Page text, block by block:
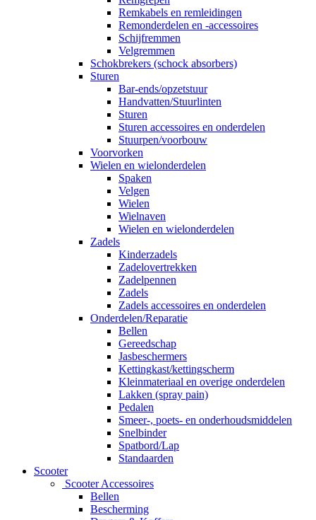
Remkabels en remleidingen
Remonderdelen en -accessoires
Schijfremmen
Velgremmen
Schokbrekers (schock absorbers)
Sturen
Bar-ends/opzetstuur
Handvatten/Stuurlinten
Sturen
Sturen accessoires en onderdelen
Stuurpen/voorbouw
Voorvorken
Wielen en wielonderdelen
Spaken
Velgen
Wielen
Wielnaven
Wielen en wielonderdelen
Zadels
Kinderzadels
Zadelovertrekken
Zadelpennen
Zadels
Zadels accessoires en onderdelen
Onderdelen/Reparatie
Bellen
Gereedschap
Jasbeschermers
Kettingkast/kettingscherm
Kleinmateriaal en overige onderdelen
Lakken (spray pain)
Pedalen
Smeer-, poets- en onderhoudsmiddelen
Snelbinder
Spatbord/Lap
Standaarden
Scooter
Scooter Accessoires
Bellen
Bescherming